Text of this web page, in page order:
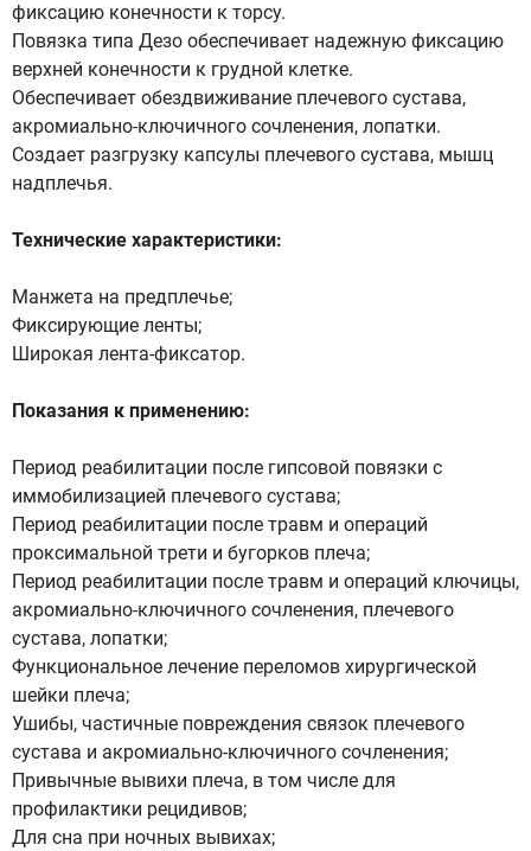
фиксацию конечности к торсу.
Повязка типа Дезо обеспечивает надежную фиксацию
верхней конечности к грудной клетке.
Обеспечивает обездвиживание плечевого сустава,
акромиально-ключичного сочленения, лопатки.
Создает разгрузку капсулы плечевого сустава, мышц
надплечья.
Технические характеристики:
Манжета на предплечье;
Фиксирующие ленты;
Широкая лента-фиксатор.
Показания к применению:
Период реабилитации после гипсовой повязки с
иммобилизацией плечевого сустава;
Период реабилитации после травм и операций
проксимальной трети и бугорков плеча;
Период реабилитации после травм и операций ключицы,
акромиально-ключичного сочленения, плечевого
сустава, лопатки;
Функциональное лечение переломов хирургической
шейки плеча;
Ушибы, частичные повреждения связок плечевого
сустава и акромиально-ключичного сочленения;
Привычные вывихи плеча, в том числе для
профилактики рецидивов;
Для сна при ночных вывихах;